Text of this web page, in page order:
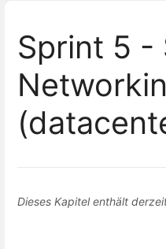
Sprint 5 -
Dieses Kapitel enthält